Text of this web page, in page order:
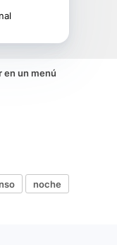
en un menú
noche